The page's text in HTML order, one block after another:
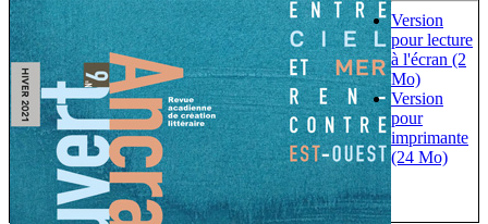
Version
pour lecture
à l'écran (2
Mo)
Version
pour
imprimante
(24 Mo)